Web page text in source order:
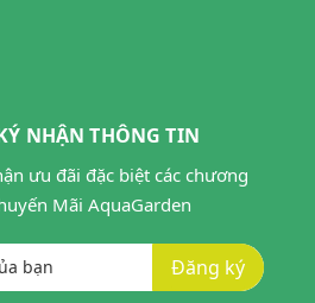
NHẬN THÔNG TIN
ưu đãi đặc biệt các chương
Mãi AquaGarden
Đăng ký